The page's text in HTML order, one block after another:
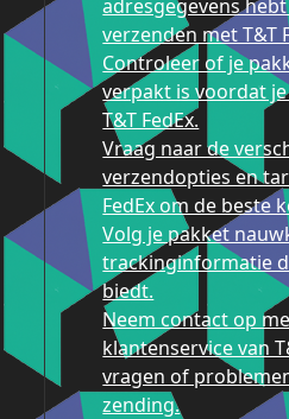
adresgegevens
verzenden met T&T
Controleer of je
verpakt is voordat
T&T FedEx.
Vraag naar de
verzendopties en
FedEx om de beste
Volg je pakket
trackinginformatie
biedt.
Neem contact op
klantenservice van
vragen of
zending.